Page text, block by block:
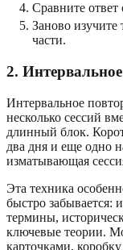
Сравните ответ
Заново изучите
части.
2.
Интервальное
несколько сессий
длинный блок.
два дня и еще одно
изматывающая
Эта техника
быстро забывается:
термины,
ключевые теории.
карточками,